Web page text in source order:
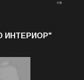
⇒
ИНТЕРИОР"